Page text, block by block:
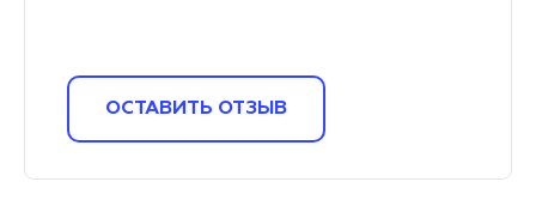
ОСТАВИТЬ ОТЗЫВ